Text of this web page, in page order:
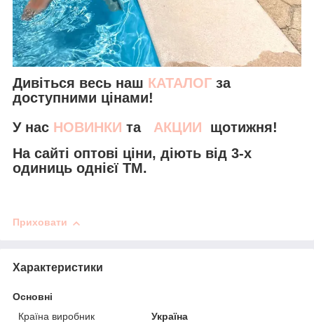
Дивіться весь наш КАТАЛОГ за
доступними цінами!
У нас НОВИНКИ та АКЦИИ щотижня!
На сайті оптові ціни, діють від 3-х
одиниць однієї ТМ.
Приховати
Характеристики
Основні
Країна виробник
Україна